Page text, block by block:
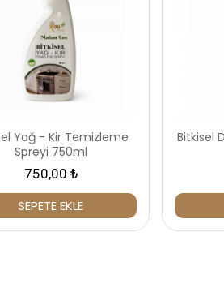
Yağ - Kir Temizleme
Spreyi 750ml
750,00 ₺
SEPETE EKLE
Bitkisel